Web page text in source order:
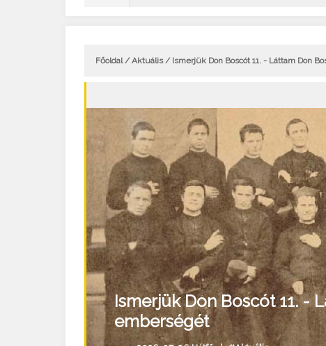
Főoldal/Aktuális/ Ismerjük Don Boscót 11. - Láttam Don
Ismerjük Don Boscót 11. -
emberségét